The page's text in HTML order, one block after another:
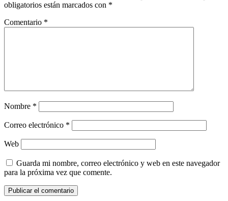
obligatorios están marcados con *
Comentario *
Nombre *
Correo electrónico *
Web
Guarda mi nombre, correo electrónico y web en este navegador
para la próxima vez que comente.